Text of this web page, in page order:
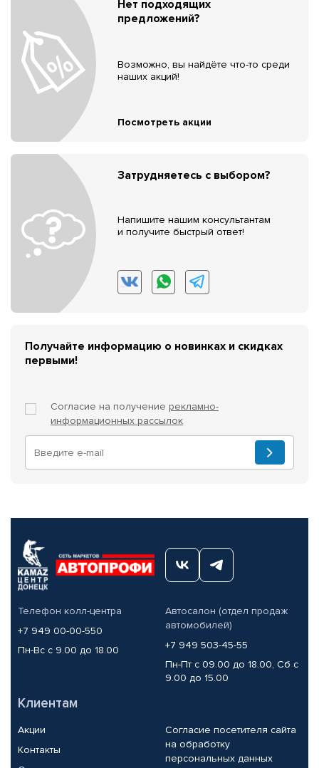
Нет подходящих
предложений?
Возможно, вы найдёте что-то среди
наших акций!
Посмотреть акции
Затрудняетесь с выбором?
Напишите нашим консультантам
и получите быстрый ответ!
Получайте информацию о новинках и скидках
первыми!
Согласие на получение рекламно-
информационных рассылок
Телефон колл-центра
+7 949 00-00-550
Пн-Вс с 9.00 до 18.00
Автосалон (отдел продаж
автомобилей)
+7 949 503-45-55
Пн-Пт с 09.00 до 18.00, Сб с
9.00 до 15.00
Клиентам
Акции
Контакты
Согласие посетителя сайта
на обработку
персональных данных